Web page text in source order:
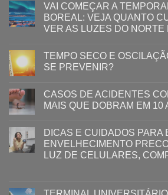
VAI COMEÇAR A
BOREAL: VEJA QUANTO
VER AS LUZES DO NORTE
TEMPO SECO E
SE PREVENIR?
CASOS DE ACIDENTES
MAIS QUE DOBRAM EM 10
DICAS E CUIDADOS PARA
ENVELHECIMENTO
LUZ ​DE CELULARES,